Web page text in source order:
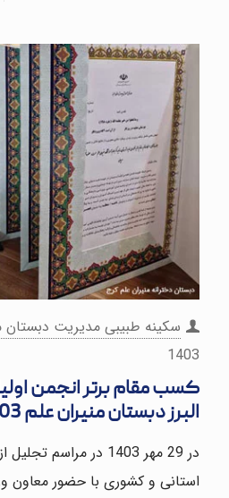
سکینه طبیبی مدیریت دبستان
1403
کسب مقام برتر انجمن
البرز دبستان منیران علم 1403
در 29 مهر 1403 در
استانی و کشوری با حضور معاون